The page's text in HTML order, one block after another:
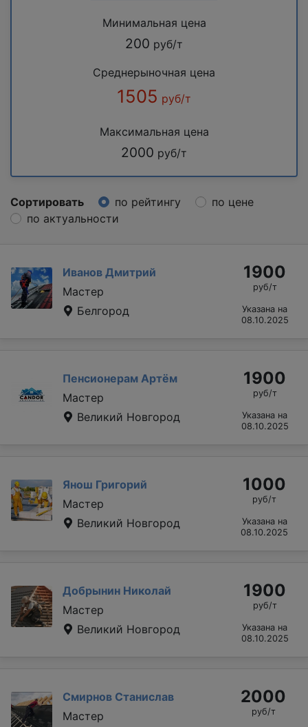
Минимальная цена
200 руб/т
Среднерыночная цена
1505 руб/т
Максимальная цена
2000 руб/т
Сортировать по рейтингу
по цене
по актуальности
Иванов Дмитрий
Мастер
Белгород
1900
руб/т
Указана на
08.10.2025
Пенсионерам Артём
Мастер
Великий Новгород
1900
руб/т
Указана на
08.10.2025
Янош Григорий
Мастер
Великий Новгород
1000
руб/т
Указана на
08.10.2025
Добрынин Николай
Мастер
Великий Новгород
1900
руб/т
Указана на
08.10.2025
Смирнов Станислав
Мастер
2000
руб/т